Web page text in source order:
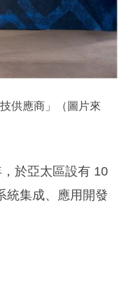
供應商」（圖片來
於亞太區設有 10
統集成、應用開發